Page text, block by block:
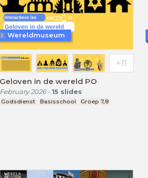
Geloven in de wereld PO
February 2026- 15 slides
Godsdienst Basisschool Groep 7,8
Wereldmuseum